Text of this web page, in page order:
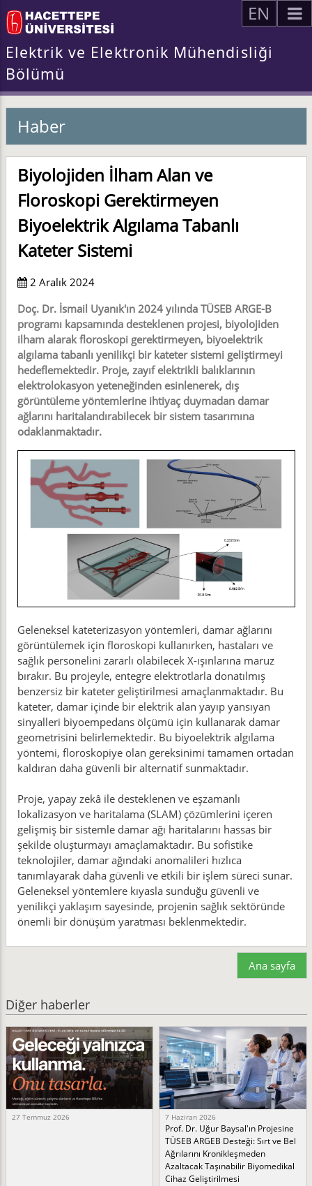
EN
Elektrik ve Elektronik Mühendisliği
Bölümü
Haber
Biyolojiden İlham Alan ve
Floroskopi Gerektirmeyen
Biyoelektrik Algılama Tabanlı
Kateter Sistemi
2 Aralık 2024
Doç. Dr. İsmail Uyanık'ın 2024 yılında TÜSEB ARGE-B
programı kapsamında desteklenen projesi, biyolojiden
ilham alarak floroskopi gerektirmeyen, biyoelektrik
algılama tabanlı yenilikçi bir kateter sistemi geliştirmeyi
hedeflemektedir. Proje, zayıf elektrikli balıklarının
elektrolokasyon yeteneğinden esinlenerek, dış
görüntüleme yöntemlerine ihtiyaç duymadan damar
ağlarını haritalandırabilecek bir sistem tasarımına
odaklanmaktadır.
Geleneksel kateterizasyon yöntemleri, damar ağlarını
görüntülemek için floroskopi kullanırken, hastaları ve
sağlık personelini zararlı olabilecek X-ışınlarına maruz
bırakır. Bu projeyle, entegre elektrotlarla donatılmış
benzersiz bir kateter geliştirilmesi amaçlanmaktadır. Bu
kateter, damar içinde bir elektrik alan yayıp yansıyan
sinyalleri biyoempedans ölçümü için kullanarak damar
geometrisini belirlemektedir. Bu biyoelektrik algılama
yöntemi, floroskopiye olan gereksinimi tamamen ortadan
kaldıran daha güvenli bir alternatif sunmaktadır.
Proje, yapay zekâ ile desteklenen ve eşzamanlı
lokalizasyon ve haritalama (SLAM) çözümlerini içeren
gelişmiş bir sistemle damar ağı haritalarını hassas bir
şekilde oluşturmayı amaçlamaktadır. Bu sofistike
teknolojiler, damar ağındaki anomalileri hızlıca
tanımlayarak daha güvenli ve etkili bir işlem süreci sunar.
Geleneksel yöntemlere kıyasla sunduğu güvenli ve
yenilikçi yaklaşım sayesinde, projenin sağlık sektöründe
önemli bir dönüşüm yaratması beklenmektedir.
Ana sayfa
Diğer haberler
27 Temmuz 2026 7 Haziran 2026
Prof. Dr. Uğur Baysal'ın Projesine
TÜSEB ARGEB Desteği: Sırt ve Bel
Ağrılarını Kronikleşmeden
Azaltacak Taşınabilir Biyomedikal
Cihaz Geliştirilmesi